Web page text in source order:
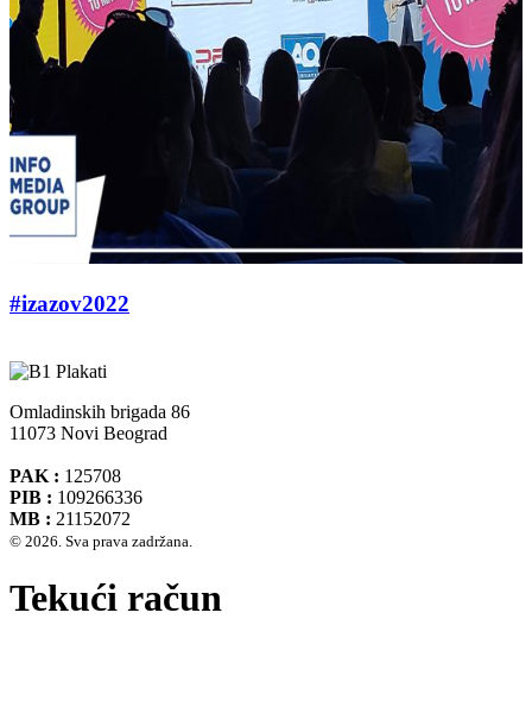
#izazov2022
Omladinskih brigada 86
11073 Novi Beograd
PAK : 125708
PIB : 109266336
MB : 21152072
© 2026. Sva prava zadržana.
Tekući račun